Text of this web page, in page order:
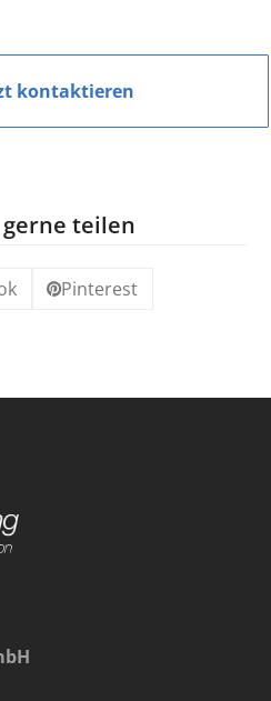
kontaktieren
teilen
Pinterest